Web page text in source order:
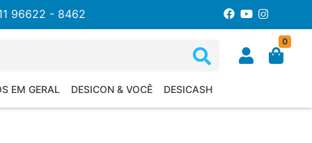
96622 - 8462
0
EM GERAL DESICON & VOCÊ DESICASH